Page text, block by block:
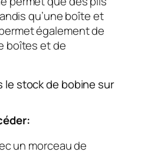
qu’une boîte et
également de
boîtes et de
stock de bobine sur
un morceau de